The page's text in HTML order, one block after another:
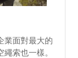
業面對最大的
索也一樣。